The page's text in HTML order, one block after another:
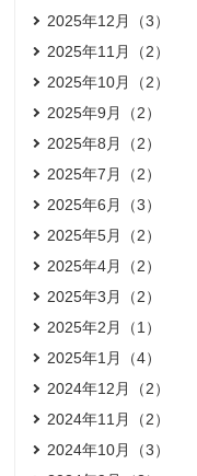
2025年12月（3）
2025年11月（2）
2025年10月（2）
2025年9月（2）
2025年8月（2）
2025年7月（2）
2025年6月（3）
2025年5月（2）
2025年4月（2）
2025年3月（2）
2025年2月（1）
2025年1月（4）
2024年12月（2）
2024年11月（2）
2024年10月（3）